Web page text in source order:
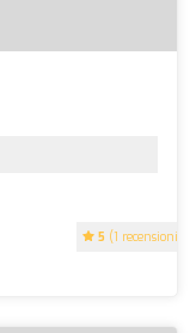
5 (1 recensioni)